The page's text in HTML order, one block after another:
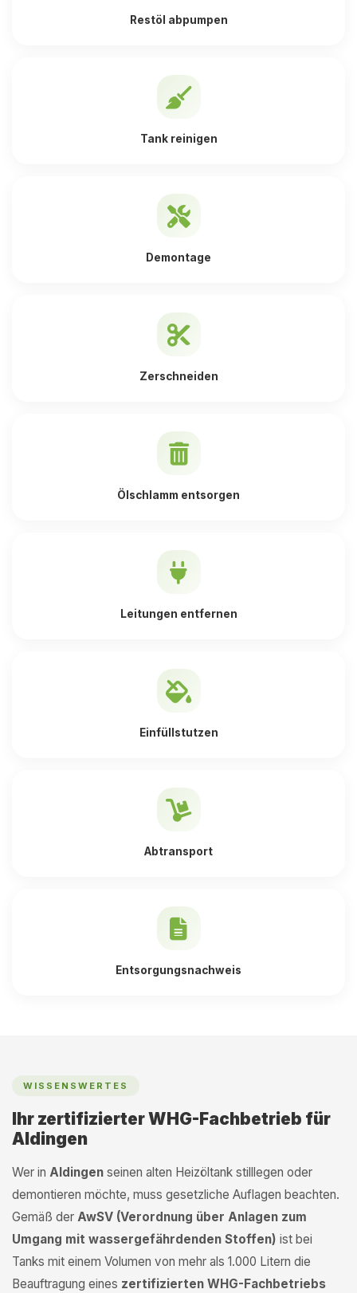
Restöl abpumpen
Tank reinigen
Demontage
Zerschneiden
Ölschlamm entsorgen
Leitungen entfernen
Einfüllstutzen
Abtransport
Entsorgungsnachweis
WISSENSWERTES
Ihr zertifizierter WHG-Fachbetrieb für
Aldingen
Wer in Aldingen seinen alten Heizöltank stilllegen oder
demontieren möchte, muss gesetzliche Auflagen beachten.
Gemäß der AwSV (Verordnung über Anlagen zum
Umgang mit wassergefährdenden Stoffen) ist bei
Tanks mit einem Volumen von mehr als 1.000 Litern die
Beauftragung eines zertifizierten WHG-Fachbetriebs